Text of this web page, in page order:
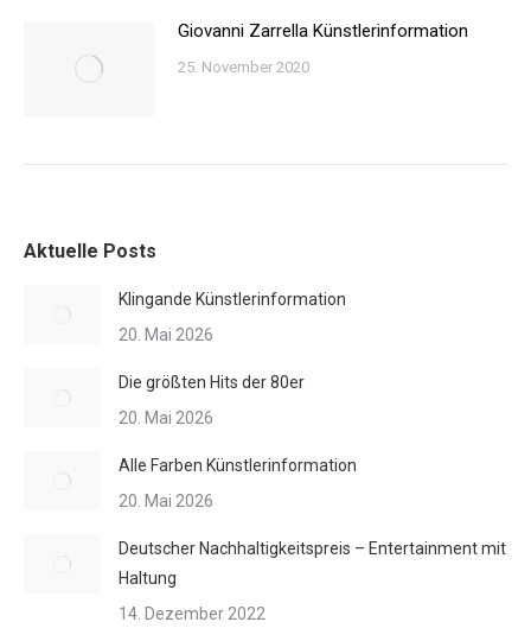
Giovanni Zarrella Künstlerinformation
25. November 2020
Aktuelle Posts
Klingande Künstlerinformation
20. Mai 2026
Die größten Hits der 80er
20. Mai 2026
Alle Farben Künstlerinformation
20. Mai 2026
Deutscher Nachhaltigkeitspreis – Entertainment mit
Haltung
14. Dezember 2022